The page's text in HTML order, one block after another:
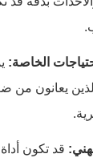
الخاصة:
يعانون من
قد تكون